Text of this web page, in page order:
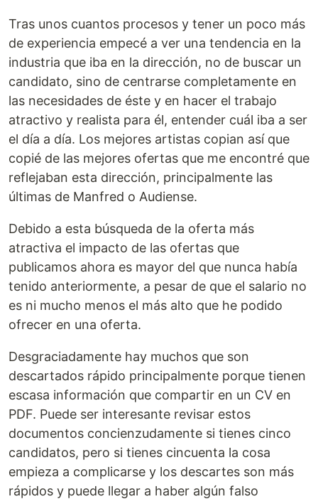
Tras unos cuantos procesos y tener un poco más
de experiencia empecé a ver una tendencia en la
industria que iba en la dirección, no de buscar un
candidato, sino de centrarse completamente en
las necesidades de éste y en hacer el trabajo
atractivo y realista para él, entender cuál iba a ser
el día a día. Los mejores artistas copian así que
copié de las mejores ofertas que me encontré que
reflejaban esta dirección, principalmente las
últimas de Manfred o Audiense.
Debido a esta búsqueda de la oferta más
atractiva el impacto de las ofertas que
publicamos ahora es mayor del que nunca había
tenido anteriormente, a pesar de que el salario no
es ni mucho menos el más alto que he podido
ofrecer en una oferta.
Desgraciadamente hay muchos que son
descartados rápido principalmente porque tienen
escasa información que compartir en un CV en
PDF. Puede ser interesante revisar estos
documentos concienzudamente si tienes cinco
candidatos, pero si tienes cincuenta la cosa
empieza a complicarse y los descartes son más
rápidos y puede llegar a haber algún falso